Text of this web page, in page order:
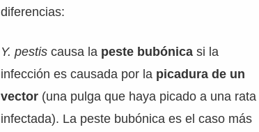
diferencias:
Y. pestis causa la peste bubónica si la
infección es causada por la picadura de un
vector (una pulga que haya picado a una rata
infectada). La peste bubónica es el caso más